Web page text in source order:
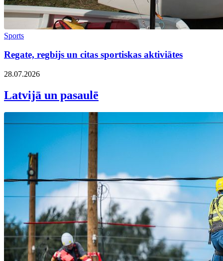
Sports
Regate, regbijs un citas sportiskas aktiviātes
28.07.2026
Latvijā un pasaulē